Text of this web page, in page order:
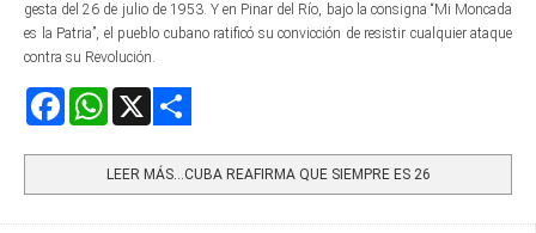
gesta del 26 de julio de 1953. Y en Pinar del Río, bajo la consigna “Mi Moncada
es la Patria”, el pueblo cubano ratificó su convicción de resistir cualquier ataque
contra su Revolución.
FacebookWhatsApp
LEER MÁS…CUBA REAFIRMA QUE SIEMPRE ES 26